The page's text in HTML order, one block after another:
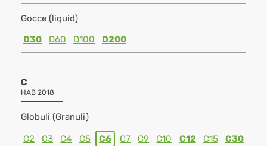
Gocce (liquid)
D30
D60 D100 D200
C
HAB 2018
Globuli (Granuli)
C2 C3 C4 C5 C6 C7 C9 C10 C12 C15
C30